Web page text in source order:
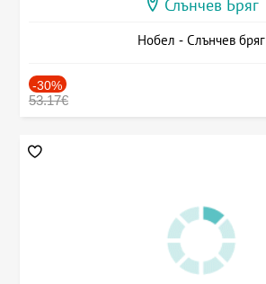
Слънчев Бряг
Нобел - Слънчев бряг
-30%
53.17€